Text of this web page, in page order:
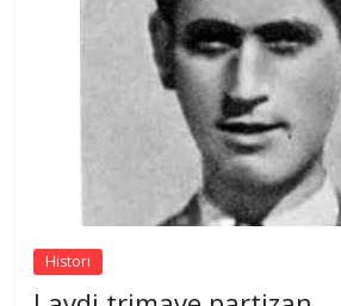
Çlirimtari Agron
në atdhe të
August 3, 2026
Postim me vlera
Mimoza Gjoni
August 6, 2026
Histori